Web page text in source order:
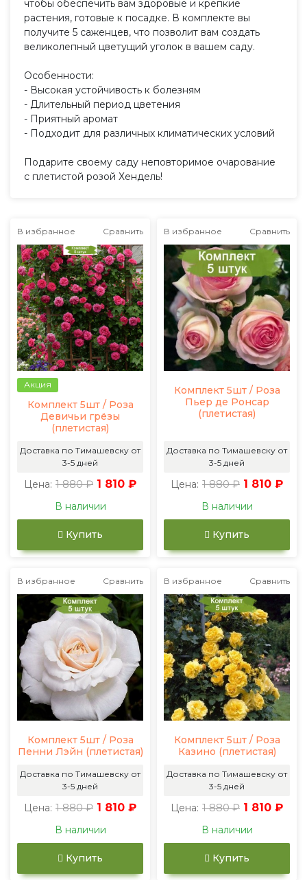
чтобы обеспечить вам здоровые и крепкие
растения, готовые к посадке. В комплекте вы
получите 5 саженцев, что позволит вам создать
великолепный цветущий уголок в вашем саду.
Особенности:
- Высокая устойчивость к болезням
- Длительный период цветения
- Приятный аромат
- Подходит для различных климатических условий
Подарите своему саду неповторимое очарование
с плетистой розой Хендель!
В избранное Сравнить
Акция
Комплект 5шт / Роза
Девичьи грёзы
(плетистая)
Доставка по Тимашевску от
3-5 дней
Цена: 1 880 ₽ 1 810 ₽
В наличии
Купить
В избранное Сравнить
Комплект 5шт / Роза
Пьер де Ронсар
(плетистая)
Доставка по Тимашевску от
3-5 дней
Цена: 1 880 ₽ 1 810 ₽
В наличии
Купить
В избранное Сравнить
Комплект 5шт / Роза
Пенни Лэйн (плетистая)
Доставка по Тимашевску от
3-5 дней
Цена: 1 880 ₽ 1 810 ₽
В наличии
Купить
В избранное Сравнить
Комплект 5шт / Роза
Казино (плетистая)
Доставка по Тимашевску от
3-5 дней
Цена: 1 880 ₽ 1 810 ₽
В наличии
Купить